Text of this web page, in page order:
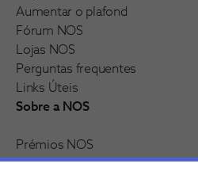
Aumentar o plafond
Fórum NOS
Lojas NOS
Perguntas frequentes
Links Úteis
Sobre a NOS
Prémios NOS
Reconhecimentos e distinções